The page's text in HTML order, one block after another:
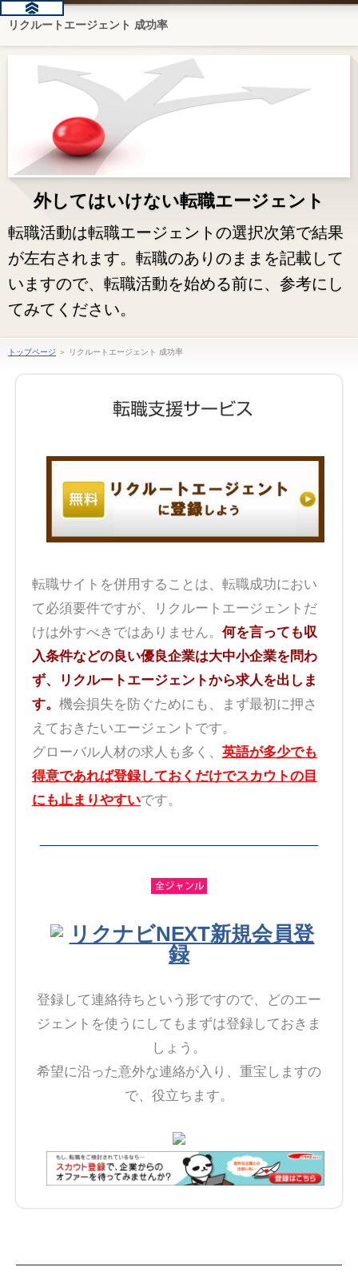
リクルートエージェント 成功率
外してはいけない転職エージェント
転職活動は転職エージェントの選択次第で結果
が左右されます。転職のありのままを記載して
いますので、転職活動を始める前に、参考にし
てみてください。
トップページ ＞ リクルートエージェント 成功率
転職サイトを併用することは、転職成功におい
て必須要件ですが、リクルートエージェントだ
けは外すべきではありません。 何を言っても収
入条件などの良い優良企業は大中小企業を問わ
ず、リクルートエージェントから求人を出しま
す。 機会損失を防ぐためにも、まず最初に押さ
えておきたいエージェントです。
グローバル人材の求人も多く、 英語が多少でも
得意であれば登録しておくだけでスカウトの目
にも止まりやすいです。
リクナビNEXT新規会員登
録
登録して連絡待ちという形ですので、どのエー
ジェントを使うにしてもまずは登録しておきま
しょう。
希望に沿った意外な連絡が入り、重宝しますの
で、役立ちます。